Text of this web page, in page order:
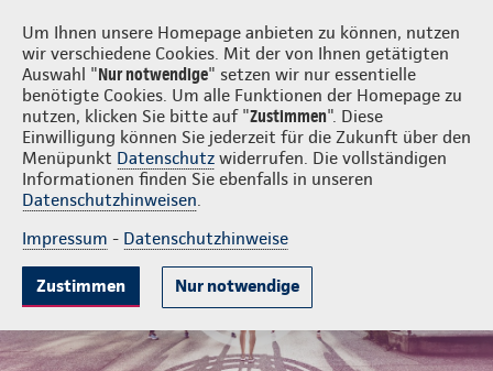
Um Ihnen unsere Homepage anbieten zu können, nutzen
wir verschiedene Cookies. Mit der von Ihnen getätigten
Auswahl "Nur notwendige" setzen wir nur essentielle
benötigte Cookies. Um alle Funktionen der Homepage zu
nutzen, klicken Sie bitte auf "Zustimmen". Diese
Einwilligung können Sie jederzeit für die Zukunft über den
Menüpunkt Datenschutz widerrufen. Die vollständigen
Informationen finden Sie ebenfalls in unseren
Datenschutzhinweisen.
Impressum - Datenschutzhinweise
Zustimmen Nur notwendige
Schwarz & Thelen Login
Gute Gründe Tarife & Leistungen Wissenswertes Beratung &